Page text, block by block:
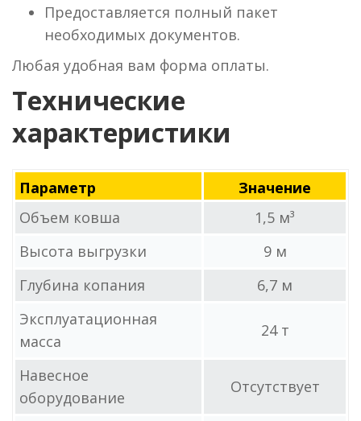
Предоставляется полный пакет
необходимых документов.
Любая удобная вам форма оплаты.
Технические
характеристики
Параметр
Значение
Объем ковша
1,5 м³
Высота выгрузки
9 м
Глубина копания
6,7 м
Эксплуатационная
масса
24 т
Навесное
оборудование
Отсутствует